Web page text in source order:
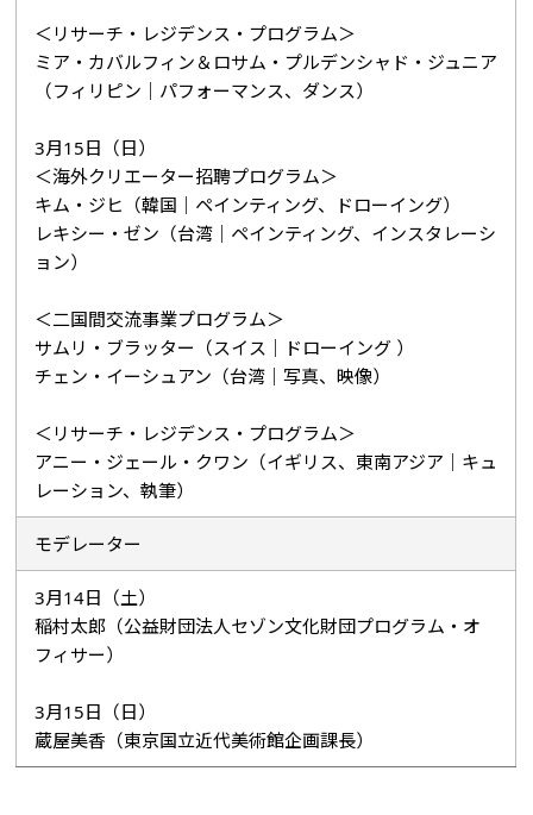
＜リサーチ・レジデンス・プログラム＞
ミア・カバルフィン＆ロサム・プルデンシャド・ジュニア
（フィリピン｜パフォーマンス、ダンス）
3月15日（日）
＜海外クリエーター招聘プログラム＞
キム・ジヒ（韓国｜ペインティング、ドローイング）
レキシー・ゼン（台湾｜ペインティング、インスタレーシ
ョン）
＜二国間交流事業プログラム＞
サムリ・ブラッター（スイス｜ドローイング ）
チェン・イーシュアン（台湾｜写真、映像）
＜リサーチ・レジデンス・プログラム＞
アニー・ジェール・クワン（イギリス、東南アジア｜キュ
レーション、執筆）
モデレーター
3月14日（土）
稲村太郎（公益財団法人セゾン文化財団プログラム・オ
フィサー）
3月15日（日）
蔵屋美香（東京国立近代美術館企画課長）